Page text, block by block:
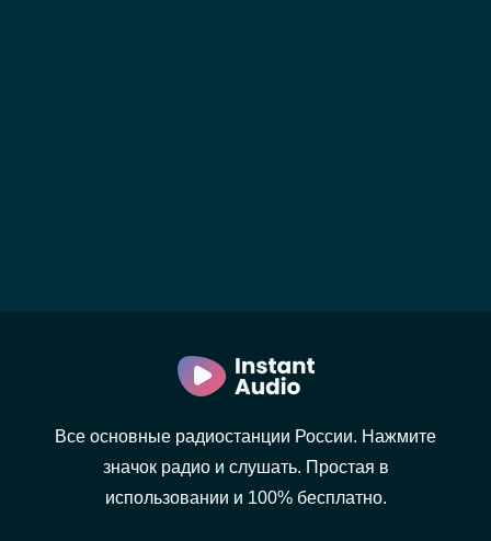
Все основные радиостанции России. Нажмите
значок радио и слушать. Простая в
использовании и 100% бесплатно.